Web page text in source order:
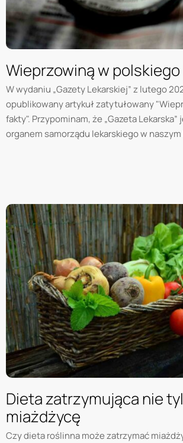
Wieprzowiną w
W wydaniu „Gazety Lekarskiej” z lutego
opublikowany artykuł zatytułowany
fakty". Przypominam, że „Gazeta
organem samorządu lekarskiego w naszym
Dieta zatrzymująca nie
miażdżycę
Czy dieta roślinna może zatrzymać